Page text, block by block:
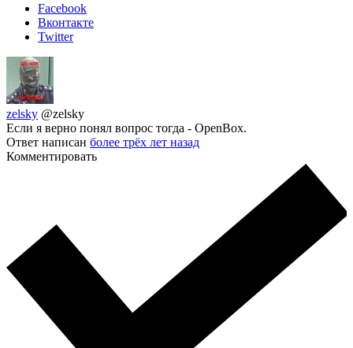
Facebook
Вконтакте
Twitter
zelsky @zelsky
Если я верно понял вопрос тогда - OpenBox.
Ответ написан более трёх лет назад
Комментировать